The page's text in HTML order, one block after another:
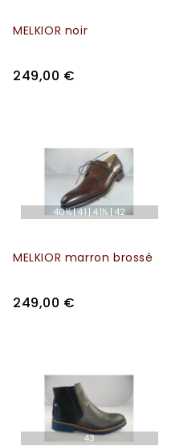
MELKIOR noir
249,00 €
40½ 41 41½ 42
MELKIOR marron brossé
249,00 €
43